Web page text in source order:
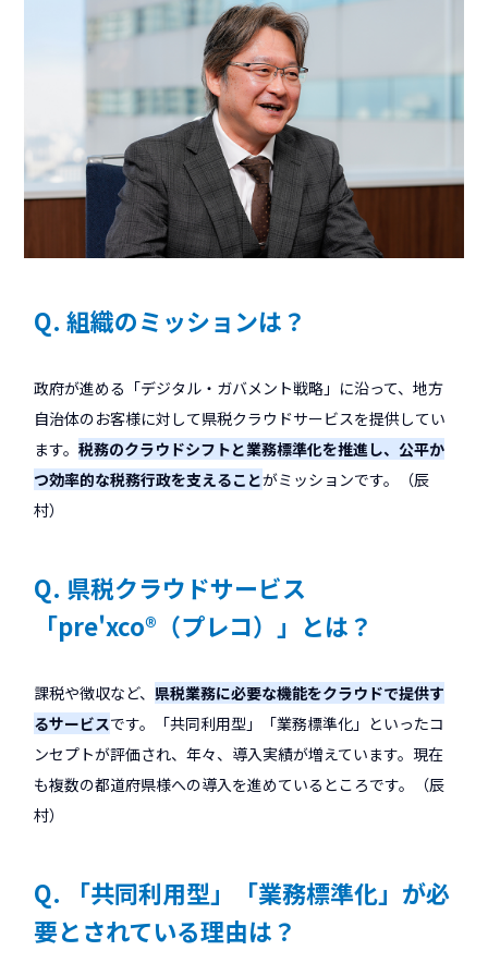
Q. 組織のミッションは？
政府が進める「デジタル・ガバメント戦略」に沿って、地方
自治体のお客様に対して県税クラウドサービスを提供してい
ます。税務のクラウドシフトと業務標準化を推進し、公平か
つ効率的な税務行政を支えることがミッションです。（辰
村）
Q. 県税クラウドサービス
「pre'xco®（プレコ）」とは？
課税や徴収など、 県税業務に必要な機能をクラウドで提供す
るサービスです。「共同利用型」「業務標準化」といったコ
ンセプトが評価され、年々、導入実績が増えています。現在
も複数の都道府県様への導入を進めているところです。（辰
村）
Q. 「共同利用型」「業務標準化」が必
要とされている理由は？